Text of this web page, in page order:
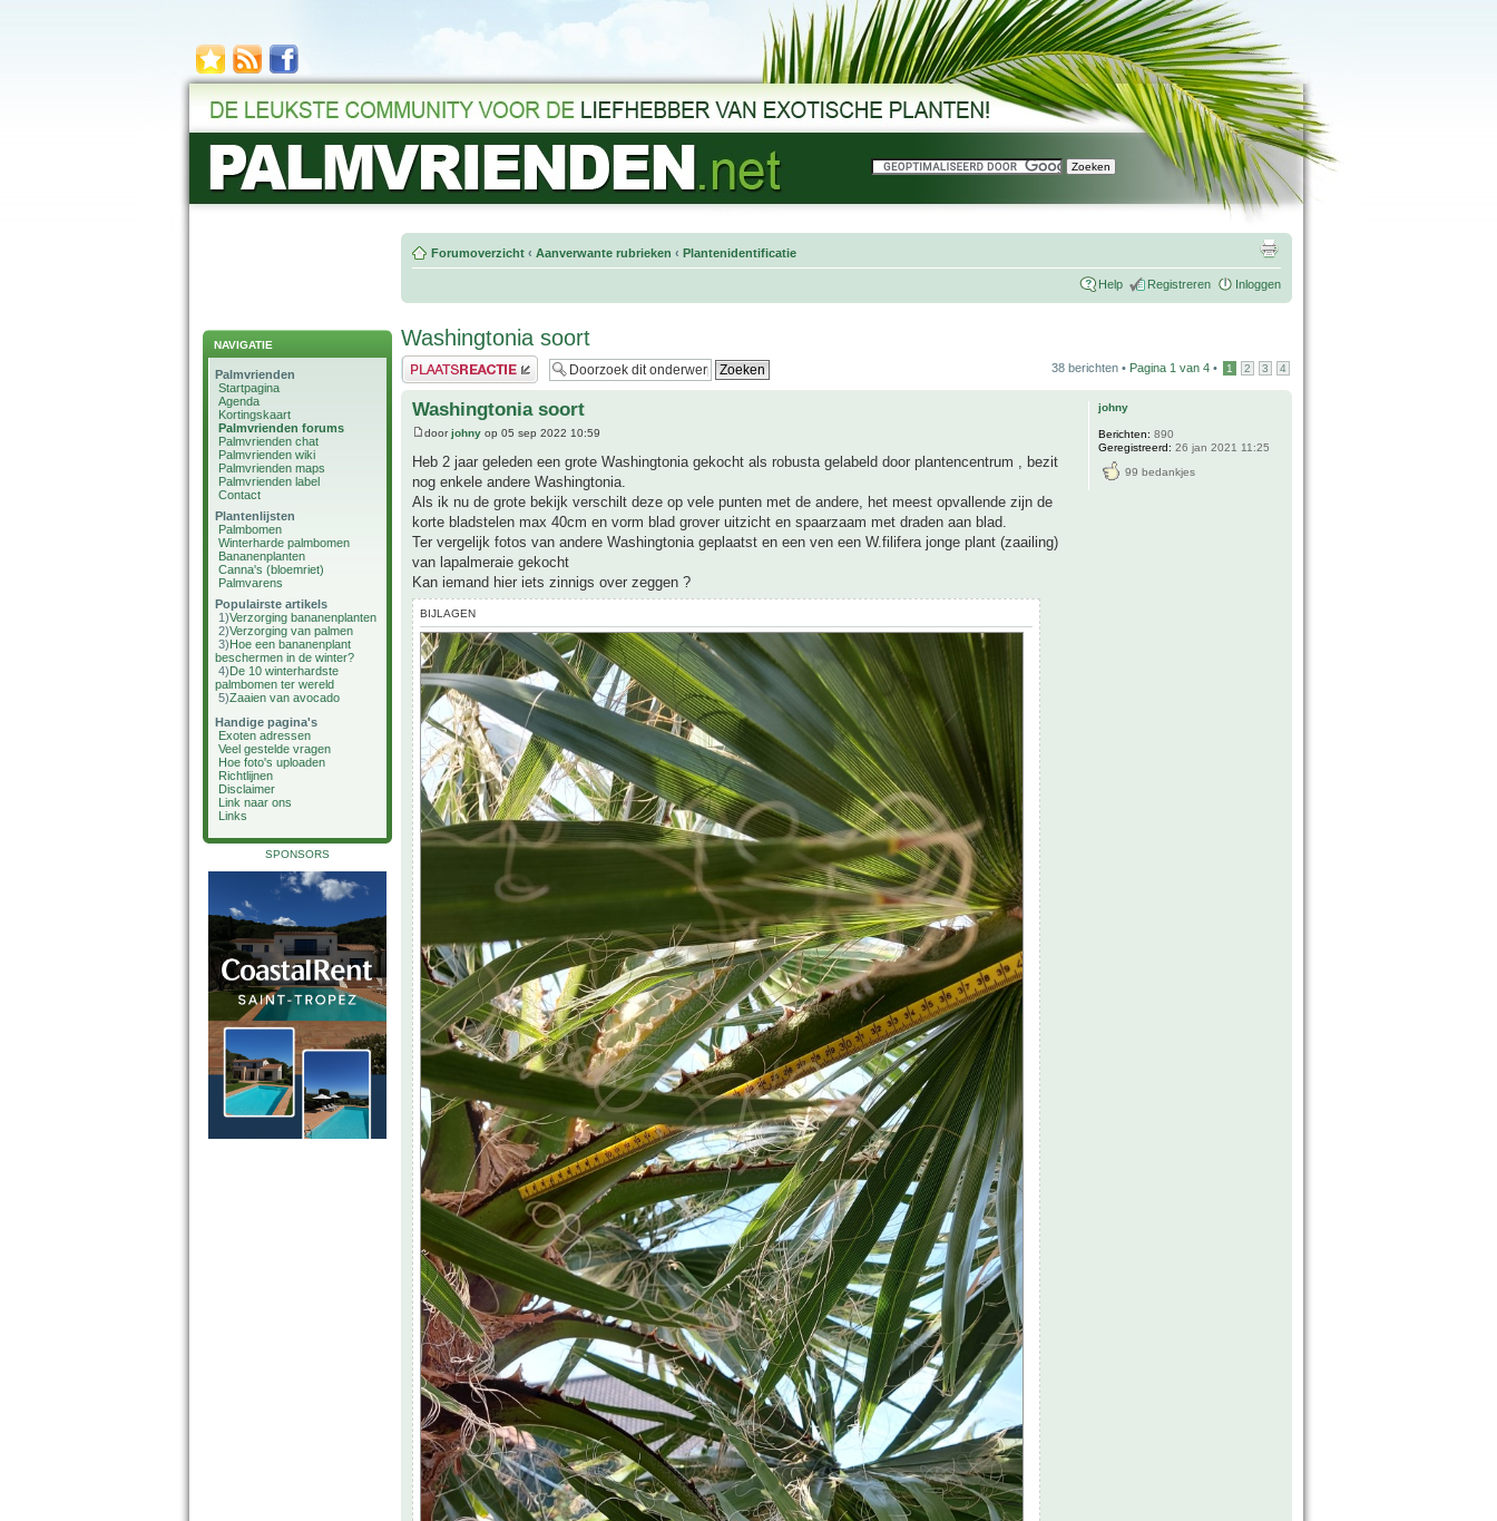
NAVIGATIE
Palmvrienden
Startpagina
Agenda
Kortingskaart
Palmvrienden forums
Palmvrienden chat
Palmvrienden wiki
Palmvrienden maps
Palmvrienden label
Contact
Plantenlijsten
Palmbomen
Winterharde palmbomen
Bananenplanten
Canna's (bloemriet)
Palmvarens
Populairste artikels
1)Verzorging bananenplanten
2)Verzorging van palmen
3)Hoe een bananenplant
beschermen in de winter?
4)De 10 winterhardste
palmbomen ter wereld
5)Zaaien van avocado
Handige pagina's
Exoten adressen
Veel gestelde vragen
Hoe foto's uploaden
Richtlijnen
Disclaimer
Link naar ons
Links
SPONSORS
Forumoverzicht ‹ Aanverwante rubrieken ‹ Plantenidentificatie
Help Registreren Inloggen
Washingtonia soort
Plaats een reactie 38 berichten • Pagina 1 van 4 • 1 2 3 4
Washingtonia soort
doorjohny op 05 sep 2022 10:59
Heb 2 jaar geleden een grote Washingtonia gekocht als robusta gelabeld door plantencentrum , bezit
nog enkele andere Washingtonia.
Als ik nu de grote bekijk verschilt deze op vele punten met de andere, het meest opvallende zijn de
korte bladstelen max 40cm en vorm blad grover uitzicht en spaarzaam met draden aan blad.
Ter vergelijk fotos van andere Washingtonia geplaatst en een ven een W.filifera jonge plant (zaailing)
van lapalmeraie gekocht
Kan iemand hier iets zinnigs over zeggen ?
BIJLAGEN
johny
Berichten: 890
Geregistreerd: 26 jan 2021 11:25
99 bedankjes